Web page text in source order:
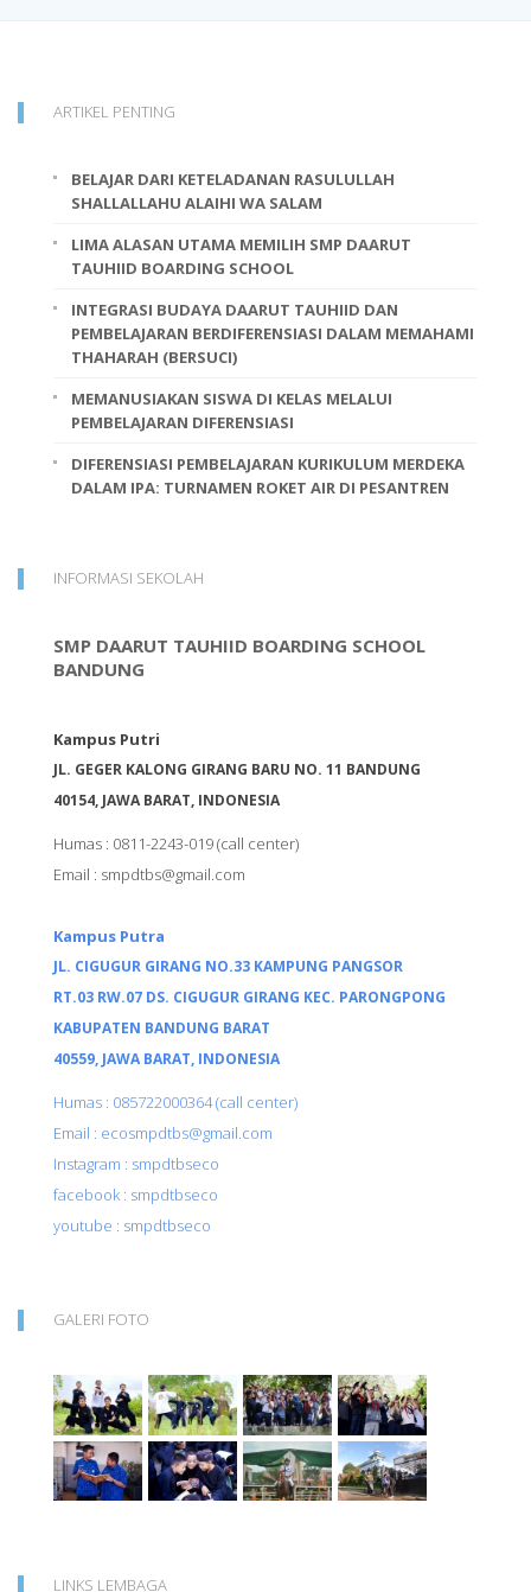
ARTIKEL PENTING
BELAJAR DARI KETELADANAN RASULULLAH
SHALLALLAHU ALAIHI WA SALAM
LIMA ALASAN UTAMA MEMILIH SMP DAARUT
TAUHIID BOARDING SCHOOL
INTEGRASI BUDAYA DAARUT TAUHIID DAN
PEMBELAJARAN BERDIFERENSIASI DALAM MEMAHAMI
THAHARAH (BERSUCI)
MEMANUSIAKAN SISWA DI KELAS MELALUI
PEMBELAJARAN DIFERENSIASI
DIFERENSIASI PEMBELAJARAN KURIKULUM MERDEKA
DALAM IPA: TURNAMEN ROKET AIR DI PESANTREN
INFORMASI SEKOLAH
SMP DAARUT TAUHIID BOARDING SCHOOL
BANDUNG
Kampus Putri
JL. GEGER KALONG GIRANG BARU NO. 11 BANDUNG
40154, JAWA BARAT, INDONESIA
Humas : 0811-2243-019(call center)
Email : smpdtbs@gmail.com
Kampus Putra
JL. CIGUGUR GIRANG NO.33 KAMPUNG PANGSOR
RT.03 RW.07 DS. CIGUGUR GIRANG KEC. PARONGPONG
KABUPATEN BANDUNG BARAT
40559, JAWA BARAT, INDONESIA
Humas : 085722000364 (call center)
Email : ecosmpdtbs@gmail.com
Instagram : smpdtbseco
facebook : smpdtbseco
youtube : smpdtbseco
GALERI FOTO
LINKS LEMBAGA